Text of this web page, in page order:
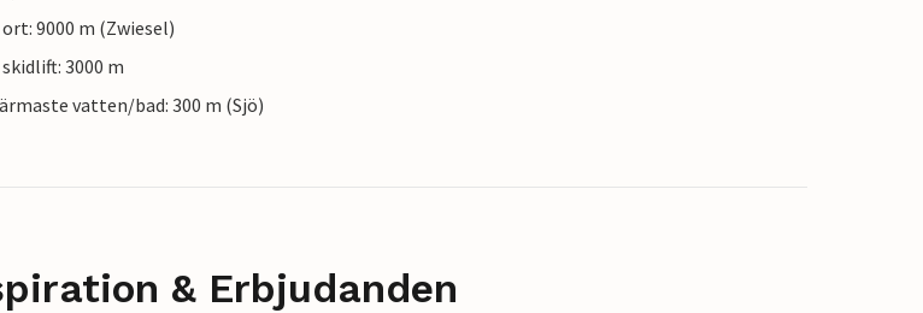
9000 m (Zwiesel)
3000 m
vatten/bad: 300 m (Sjö)
& Erbjudanden